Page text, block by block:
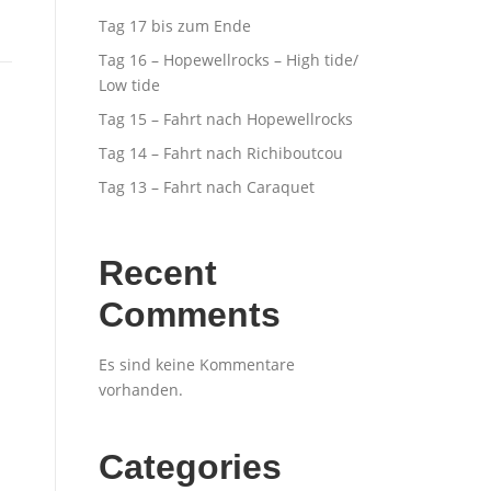
Tag 17 bis zum Ende
Tag 16 – Hopewellrocks – High tide/
Low tide
Tag 15 – Fahrt nach Hopewellrocks
Tag 14 – Fahrt nach Richiboutcou
Tag 13 – Fahrt nach Caraquet
Recent
Comments
Es sind keine Kommentare
vorhanden.
Categories